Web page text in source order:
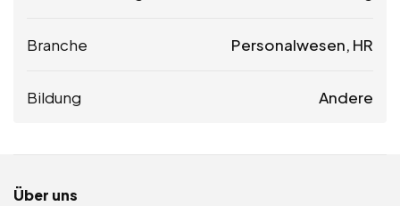
Branche Personalwesen, HR
Bildung Andere
Über uns